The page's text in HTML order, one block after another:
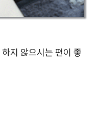
지 않으시는 편이 좋